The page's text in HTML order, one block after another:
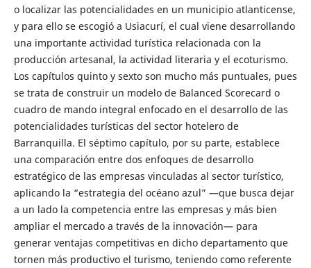
o localizar las potencialidades en un municipio atlanticense,
y para ello se escogió a Usiacurí, el cual viene desarrollando
una importante actividad turística relacionada con la
producción artesanal, la actividad literaria y el ecoturismo.
Los capítulos quinto y sexto son mucho más puntuales, pues
se trata de construir un modelo de Balanced Scorecard o
cuadro de mando integral enfocado en el desarrollo de las
potencialidades turísticas del sector hotelero de
Barranquilla. El séptimo capítulo, por su parte, establece
una comparación entre dos enfoques de desarrollo
estratégico de las empresas vinculadas al sector turístico,
aplicando la “estrategia del océano azul” —que busca dejar
a un lado la competencia entre las empresas y más bien
ampliar el mercado a través de la innovación— para
generar ventajas competitivas en dicho departamento que
tornen más productivo el turismo, teniendo como referente